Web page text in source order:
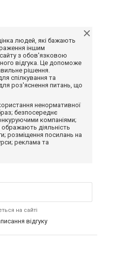
людей, які бажають
іншим
з обов'язковою
відгука. Це допоможе
рішення.
спілкування та
роз'яснення питань, що
ненормативної
безпосереднє
компаніями;
діяльність
розміщення посилань на
реклама та
на сайті
відгуку